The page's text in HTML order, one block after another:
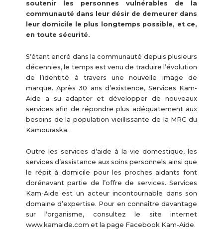
soutenir les personnes vulnérables de la
communauté dans leur désir de demeurer dans
leur domicile le plus longtemps possible, et ce,
en toute sécurité.
S’étant encré dans la communauté depuis plusieurs
décennies, le temps est venu de traduire l’évolution
de l’identité à travers une nouvelle image de
marque. Après 30 ans d’existence, Services Kam-
Aide a su adapter et développer de nouveaux
services afin de répondre plus adéquatement aux
besoins de la population vieillissante de la MRC du
Kamouraska.
Outre les services d’aide à la vie domestique, les
services d’assistance aux soins personnels ainsi que
le répit à domicile pour les proches aidants font
dorénavant partie de l’offre de services. Services
Kam-Aide est un acteur incontournable dans son
domaine d’expertise. Pour en connaître davantage
sur l’organisme, consultez le site internet
www.kamaide.com et la page Facebook Kam-Aide.